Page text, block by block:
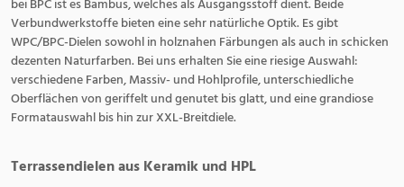
Verbundwerkstoffe bieten eine sehr natürliche Optik. Es gibt
WPC/BPC-Dielen sowohl in holznahen Färbungen als auch in schicken
dezenten Naturfarben. Bei uns erhalten Sie eine riesige Auswahl:
verschiedene Farben, Massiv- und Hohlprofile, unterschiedliche
Oberflächen von geriffelt und genutet bis glatt, und eine grandiose
Formatauswahl bis hin zur XXL-Breitdiele.
Terrassendielen aus Keramik und HPL